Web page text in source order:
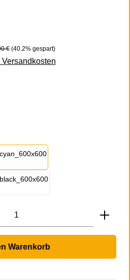
€ (40.2% gespart)
von 0 von 5 Sternen
den gewünschten
Warenkorb